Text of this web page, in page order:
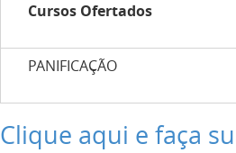
Cursos Ofertados
PANIFICAÇÃO
Clique aqui e faça